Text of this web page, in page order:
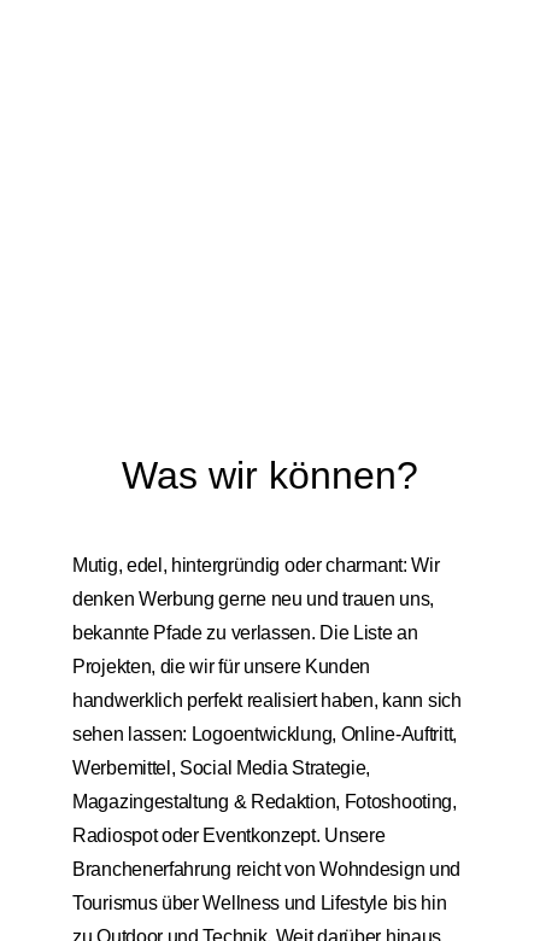
Was wir können?
Mutig, edel, hintergründig oder charmant: Wir
denken Werbung gerne neu und trauen uns,
bekannte Pfade zu verlassen. Die Liste an
Projekten, die wir für unsere Kunden
handwerklich perfekt realisiert haben, kann sich
sehen lassen: Logoentwicklung, Online-Auftritt,
Werbemittel, Social Media Strategie,
Magazingestaltung & Redaktion, Fotoshooting,
Radiospot oder Eventkonzept. Unsere
Branchenerfahrung reicht von Wohndesign und
Tourismus über Wellness und Lifestyle bis hin
zu Outdoor und Technik. Weit darüber hinaus